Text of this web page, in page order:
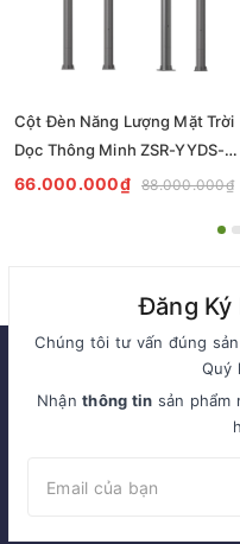
Cột Đèn Năng Lượng Mặt Trời
Dọc Thông Minh ZSR-YYDS-
360 | ZALAA Jsc
66.000.000₫ 88.000.000₫
Đăng Ký
Chúng tôi tư vấn đúng
Quý
Nhậnthông tin sản phẩm